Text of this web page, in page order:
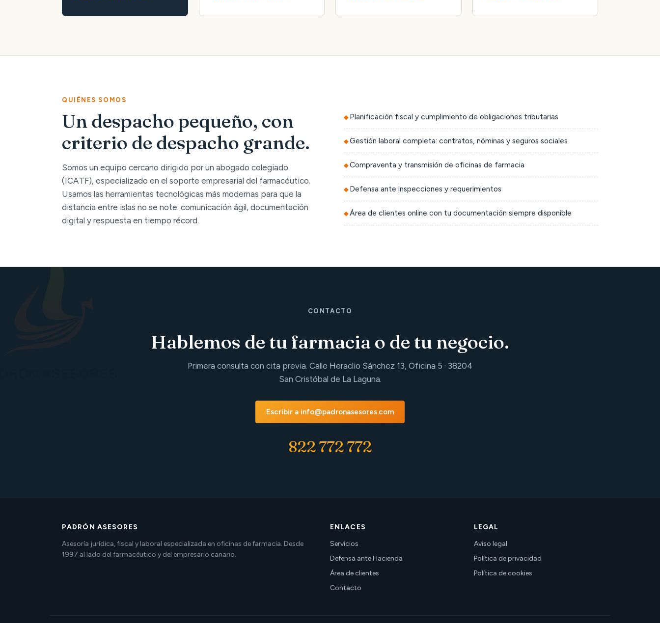
QUIÉNES SOMOS
Un despacho pequeño, con
criterio de despacho grande.
Somos un equipo cercano dirigido por un abogado colegiado
(ICATF), especializado en el soporte empresarial del farmacéutico.
Usamos las herramientas tecnológicas más modernas para que la
distancia entre islas no se note: comunicación ágil, documentación
digital y respuesta en tiempo récord.
Planificación fiscal y cumplimiento de obligaciones tributarias
Gestión laboral completa: contratos, nóminas y seguros sociales
Compraventa y transmisión de oficinas de farmacia
Defensa ante inspecciones y requerimientos
Área de clientes online con tu documentación siempre disponible
CONTACTO
Hablemos de tu farmacia o de tu negocio.
Primera consulta con cita previa. Calle Heraclio Sánchez 13, Oficina 5 · 38204
San Cristóbal de La Laguna.
Escribir a info@padronasesores.com
822 772 772
PADRÓN ASESORES
Asesoría jurídica, fiscal y laboral especializada en oficinas de farmacia. Desde
1997 al lado del farmacéutico y del empresario canario.
ENLACES
Servicios
Defensa ante Hacienda
Área de clientes
Contacto
LEGAL
Aviso legal
Política de privacidad
Política de cookies